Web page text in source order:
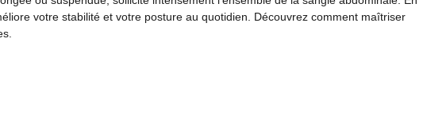
votre stabilité et votre posture au quotidien. Découvrez comment maîtriser